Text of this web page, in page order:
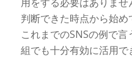
判断できた時点から始め
これまでのSNSの例で
組でも十分有効に活用で